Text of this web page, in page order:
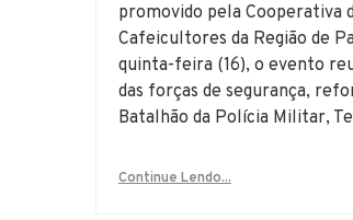
promovido pela Cooperativa
Cafeicultores da Região de
quinta-feira (16), o evento
das forças de segurança,
Batalhão da Polícia Militar,
Continue Lendo...